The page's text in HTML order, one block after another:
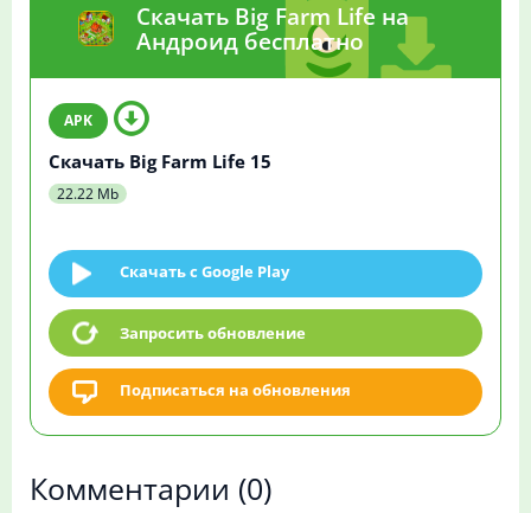
Скачать Big Farm Life на
Андроид бесплатно
Скачать Big Farm Life 15
22.22 Mb
Скачать c Google Play
Запросить обновление
Подписаться на обновления
Комментарии (0)